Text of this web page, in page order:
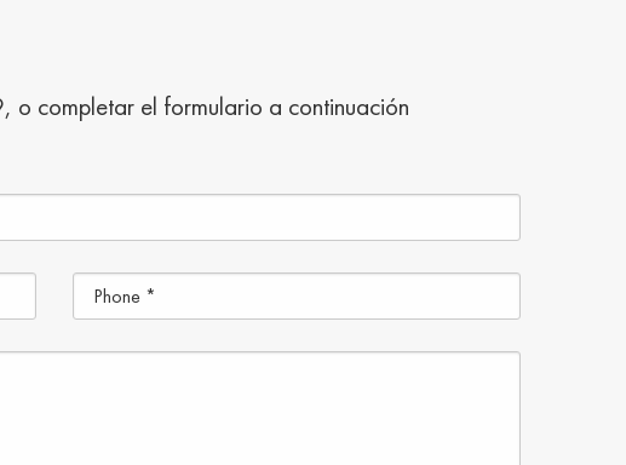
completar el formulario a continuación